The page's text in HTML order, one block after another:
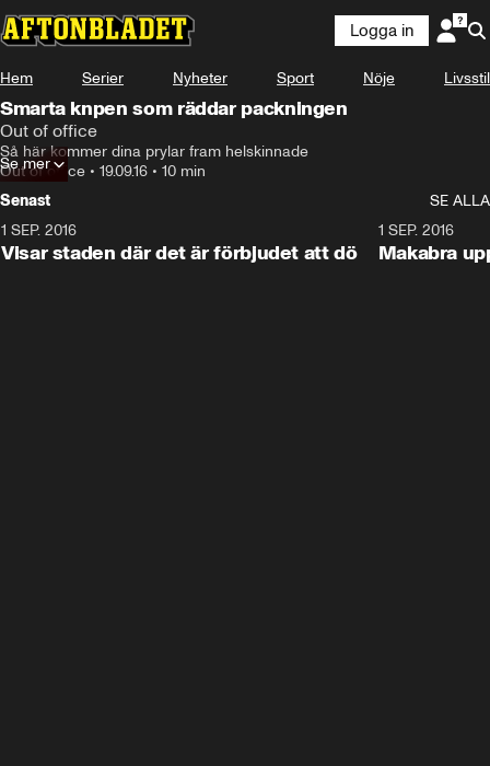
Logga in
Hem Serier Nyheter Sport Nöje Livsstil
Smarta knpen som räddar packningen
Out of office
Så här kommer dina prylar fram helskinnade
Out of office • 19.09.16 • 10 min
Se mer
Senast
SE ALLA
1 SEP. 2016
Visar staden där det är förbjudet att dö
1 SEP. 2016
Makabra